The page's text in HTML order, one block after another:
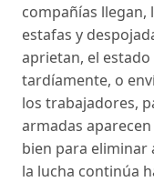
compañías
estafas y
aprietan, el
tardíamente, o
los trabajadores,
armadas
bien para eliminar
la lucha continúa